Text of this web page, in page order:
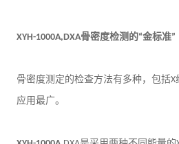
XYH-1000A,DXA骨密度检测的“金标准”
骨密度测定的检查方法有多种，包括X
应用最广。